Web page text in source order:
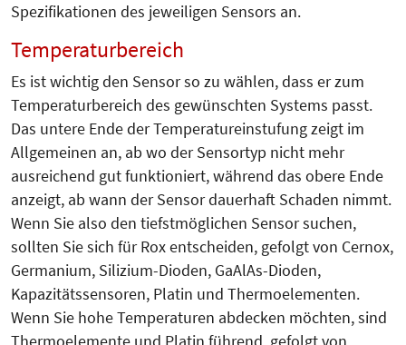
Spezifikationen des jeweiligen Sensors an.
Temperaturbereich
Es ist wichtig den Sensor so zu wählen, dass er zum
Temperaturbereich des gewünschten Systems passt.
Das untere Ende der Temperatureinstufung zeigt im
Allgemeinen an, ab wo der Sensortyp nicht mehr
ausreichend gut funktioniert, während das obere Ende
anzeigt, ab wann der Sensor dauerhaft Schaden nimmt.
Wenn Sie also den tiefstmöglichen Sensor suchen,
sollten Sie sich für Rox entscheiden, gefolgt von Cernox,
Germanium, Silizium-Dioden, GaAlAs-Dioden,
Kapazitätssensoren, Platin und Thermoelementen.
Wenn Sie hohe Temperaturen abdecken möchten, sind